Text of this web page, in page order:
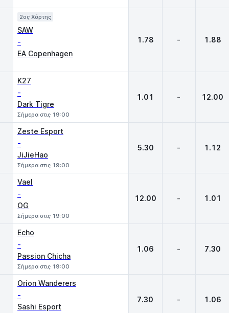
2ος Χάρτης
SAW
-
EA Copenhagen
1.78 - 1.88
K27
-
Dark Tigre
Σήμερα στις 19:00
1.01 - 12.00
Zeste Esport
-
JiJieHao
Σήμερα στις 19:00
5.30 - 1.12
Vael
-
OG
Σήμερα στις 19:00
12.00 - 1.01
Echo
-
Passion Chicha
Σήμερα στις 19:00
1.06 - 7.30
Orion Wanderers
-
Sashi Esport
7.30 - 1.06